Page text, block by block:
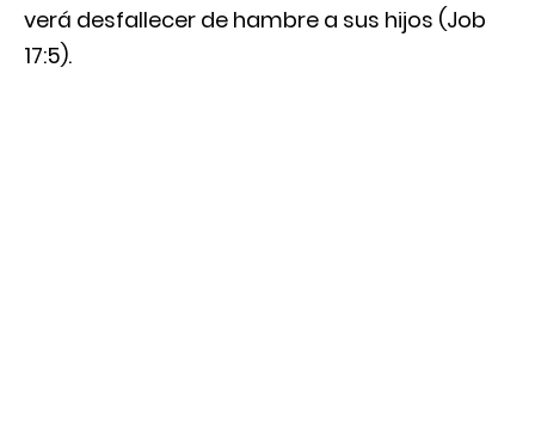
verá desfallecer de hambre a sus hijos (Job
17:5).